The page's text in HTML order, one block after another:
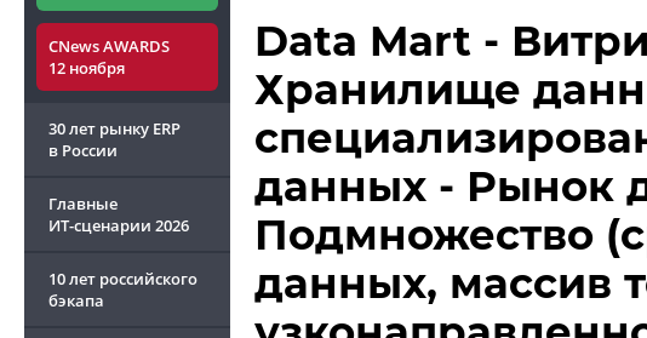
CNews AWARDS
12 ноября
30 лет рынку ERP
в России
Главные
ИТ-сценарии 2026
10 лет российского
бэкапа
Data Mart -
Хранилище
данных - Рынок
Подмножество
данных, массив